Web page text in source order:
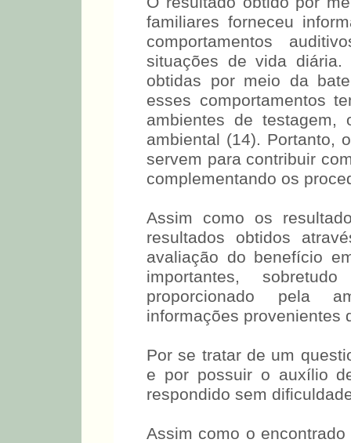
O resultado obtido por
familiares forneceu
comportamentos
situações de vida diária.
obtidas por meio da
esses comportamentos
ambientes de
ambiental (14). Portanto,
servem para contribuir
Assim como os
resultados obtidos
avaliação do benefício
importantes,
proporcionado pela
Por se tratar de um
e por possuir o auxílio